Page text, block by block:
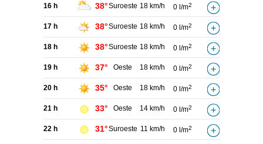
16 h 38°Suroeste 18 km/h 0 l/m2
17 h 38°Suroeste 18 km/h 0 l/m2
18 h 38°Suroeste 18 km/h 0 l/m2
19 h 37° Oeste 18 km/h 0 l/m2
20 h 35° Oeste 18 km/h 0 l/m2
21 h 33° Oeste 14 km/h 0 l/m2
22 h 31°Suroeste 11 km/h 0 l/m2